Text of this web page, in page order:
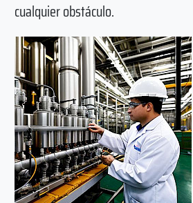
cualquier obstáculo.